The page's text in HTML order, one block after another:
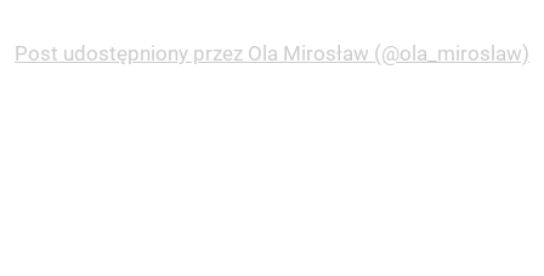
Post udostępniony przez Ola Mirosław (@ola_miroslaw)